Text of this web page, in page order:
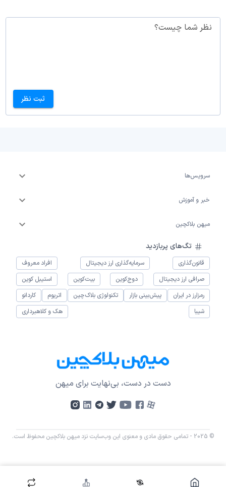
نظر شما چیست؟
ثبت نظر
سرویس‌ها
خبر و آموزش
میهن بلاکچین
تگ‌های پربازدید
قانون‌گذاری سرمایه‌گذاری ارز دیجیتال
افراد معروف
صرافی ارز دیجیتال
دوج‌کوین بیت‌کوین
استیبل کوین
رمزارز در ایران
پیش‌بینی بازار تکنولوژی بلاک‌چین اتریوم
کاردانو
شیبا
هک و کلاهبرداری
دست در دست، بی‌نهایت برای میهن
© 2025 - تمامی حقوق مادی و معنوی این وب‌سایت نزد میهن بلاکچین محفوظ است.